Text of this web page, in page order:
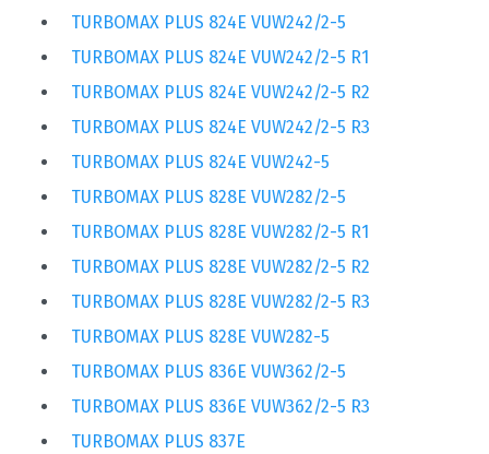
TURBOMAX PLUS 824E VUW242/2-5
TURBOMAX PLUS 824E VUW242/2-5 R1
TURBOMAX PLUS 824E VUW242/2-5 R2
TURBOMAX PLUS 824E VUW242/2-5 R3
TURBOMAX PLUS 824E VUW242-5
TURBOMAX PLUS 828E VUW282/2-5
TURBOMAX PLUS 828E VUW282/2-5 R1
TURBOMAX PLUS 828E VUW282/2-5 R2
TURBOMAX PLUS 828E VUW282/2-5 R3
TURBOMAX PLUS 828E VUW282-5
TURBOMAX PLUS 836E VUW362/2-5
TURBOMAX PLUS 836E VUW362/2-5 R3
TURBOMAX PLUS 837E